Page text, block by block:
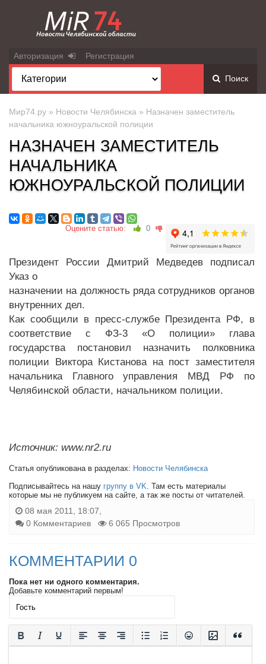
Авторизация Регистрация
Поиск
Мир74.ру » Новости Челябинска » Назначен заместитель
начальника южноуральской полиции
НАЗНАЧЕН ЗАМЕСТИТЕЛЬ
НАЧАЛЬНИКА
ЮЖНОУРАЛЬСКОЙ ПОЛИЦИИ
Оцените статью: 0
Президент России Дмитрий Медведев подписал
Указ о
назначении на должность ряда сотрудников органов
внутренних дел.
Как сообщили в пресс-службе Президента РФ, в
соответствие с ФЗ-3 «О полиции» глава
государства постановил назначить полковника
полиции Виктора Кистанова на пост заместителя
начальника Главного управления МВД РФ по
Челябинской области, начальником полиции.
Источник: www.nr2.ru
Статья опубликована в разделах: Новости Челябинска
Подписывайтесь на нашу группу в VK. Там есть материалы
которые мы не публикуем на сайте, а так же посты от читателей.
08 мая 2011, 18:07,
0 Комментариев
6 065 Просмотров
КОММЕНТАРИИ 0
Пока нет ни одного комментария.
Добавьте комментарий первым!